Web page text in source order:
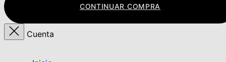
CONTINUAR COMPRA
Cuenta